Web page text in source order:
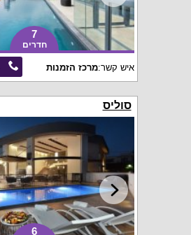
7
חדרים
איש קשר:מרכז הזמנות
סוליס
6